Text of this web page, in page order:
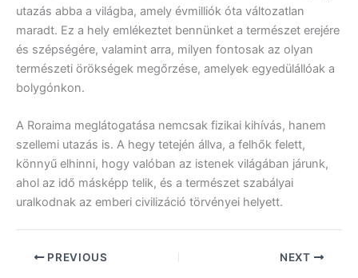
utazás abba a világba, amely évmilliók óta változatlan
maradt. Ez a hely emlékeztet bennünket a természet erejére
és szépségére, valamint arra, milyen fontosak az olyan
természeti örökségek megőrzése, amelyek egyedülállóak a
bolygónkon.
A Roraima meglátogatása nemcsak fizikai kihívás, hanem
szellemi utazás is. A hegy tetején állva, a felhők felett,
könnyű elhinni, hogy valóban az istenek világában járunk,
ahol az idő másképp telik, és a természet szabályai
uralkodnak az emberi civilizáció törvényei helyett.
PREVIOUS NEXT